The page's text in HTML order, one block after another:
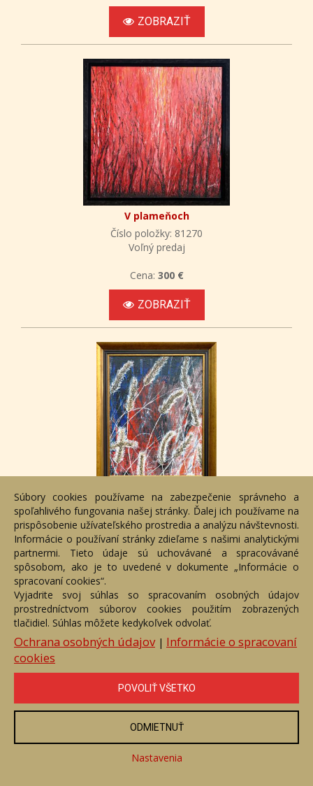
ZOBRAZIŤ
V plameňoch
Číslo položky: 81270
Voľný predaj
Cena: 300 €
ZOBRAZIŤ
V ohni
Číslo položky: 77958
Voľný predaj
Cena:190 €
Súbory cookies používame na zabezpečenie správneho a
spoľahlivého fungovania našej stránky. Ďalej ich používame na
prispôsobenie užívateľského prostredia a analýzu návštevnosti.
Informácie o používaní stránky zdieľame s našimi analytickými
partnermi. Tieto údaje sú uchovávané a spracovávané
spôsobom, ako je to uvedené v dokumente „Informácie o
spracovaní cookies“.
Vyjadrite svoj súhlas so spracovaním osobných údajov
prostredníctvom súborov cookies použitím zobrazených
tlačidiel. Súhlas môžete kedykoľvek odvolať.
Ochrana osobných údajov| Informácie o spracovaní
cookies
POVOLIŤ VŠETKO
ODMIETNUŤ
Nastavenia